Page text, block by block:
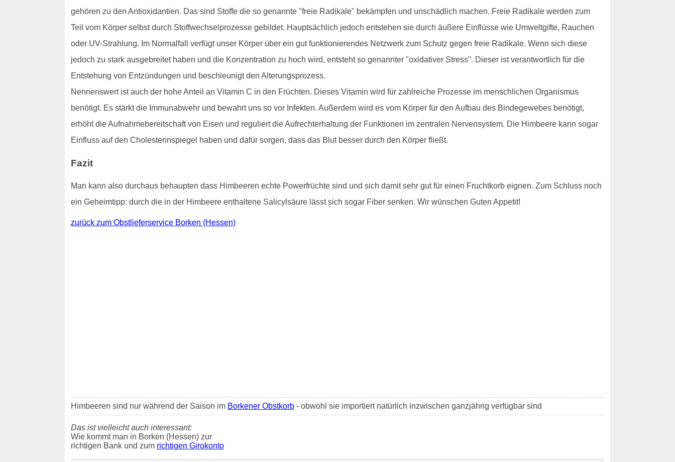
gehören zu den Antioxidantien. Das sind Stoffe die so genannte "freie Radikale" bekämpfen und unschädlich machen. Freie Radikale werden zum
Teil vom Körper selbst durch Stoffwechselprozesse gebildet. Hauptsächlich jedoch entstehen sie durch äußere Einflüsse wie Umweltgifte, Rauchen
oder UV-Strahlung. Im Normalfall verfügt unser Körper über ein gut funktionierendes Netzwerk zum Schutz gegen freie Radikale. Wenn sich diese
jedoch zu stark ausgebreitet haben und die Konzentration zu hoch wird, entsteht so genannter "oxidativer Stress". Dieser ist verantwortlich für die
Entstehung von Entzündungen und beschleunigt den Alterungsprozess.
Nennenswert ist auch der hohe Anteil an Vitamin C in den Früchten. Dieses Vitamin wird für zahlreiche Prozesse im menschlichen Organismus
benötigt. Es stärkt die Immunabwehr und bewahrt uns so vor Infekten. Außerdem wird es vom Körper für den Aufbau des Bindegewebes benötigt,
erhöht die Aufnahmebereitschaft von Eisen und reguliert die Aufrechterhaltung der Funktionen im zentralen Nervensystem. Die Himbeere kann sogar
Einfluss auf den Cholesterinspiegel haben und dafür sorgen, dass das Blut besser durch den Körper fließt.
Fazit
Man kann also durchaus behaupten dass Himbeeren echte Powerfrüchte sind und sich damit sehr gut für einen Fruchtkorb eignen. Zum Schluss noch
ein Geheimtipp: durch die in der Himbeere enthaltene Salicylsäure lässt sich sogar Fiber senken. Wir wünschen Guten Appetit!
zurück zum Obstlieferservice Borken (Hessen)
Himbeeren sind nur während der Saison im Borkener Obstkorb- obwohl sie importiert natürlich inzwischen ganzjährig verfügbar sind
Das ist vielleicht auch interessant:
Wie kommt man in Borken (Hessen) zur
richtigen Bank und zum richtigen Girokonto